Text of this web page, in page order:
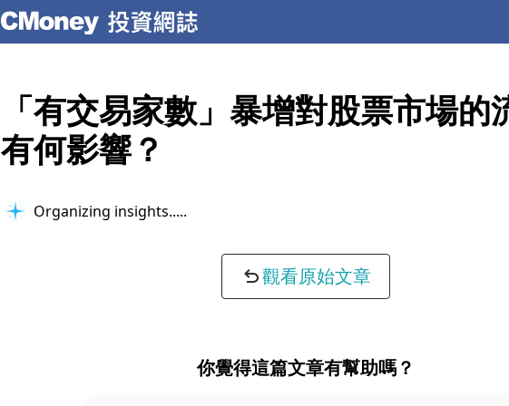
「有交易家數」暴增對股票市場的
有何影響？
Analyzing content...
觀看原始文章
你覺得這篇文章有幫助嗎？